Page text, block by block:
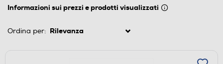
Informazioni sui prezzi e prodotti visualizzati
Ordina per: